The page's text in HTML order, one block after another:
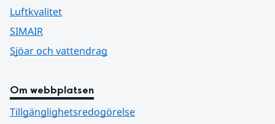
Luftkvalitet
SIMAIR
Sjöar och vattendrag
Om webbplatsen
Tillgänglighetsredogörelse